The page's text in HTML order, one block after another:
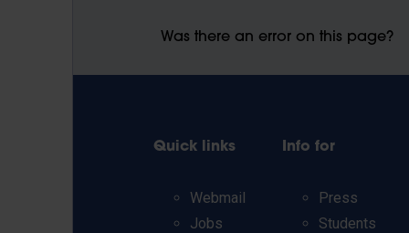
Was there an error on this page?
Quick links
Webmail
Jobs
Info for
Press
Students